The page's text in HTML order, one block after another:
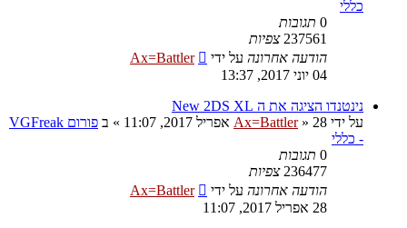
כללי
0 תגובות
237561 צפיות
הודעה אחרונה על ידי
Ax=Battler
04 יוני 2017, 13:37
נינטנדו הציגה את ה New 2DS XL
על ידי
Ax=Battler» 28 אפריל 2017, 11:07 » ב
פורום VGFreak
- כללי
0 תגובות
236477 צפיות
הודעה אחרונה על ידי
Ax=Battler
28 אפריל 2017, 11:07